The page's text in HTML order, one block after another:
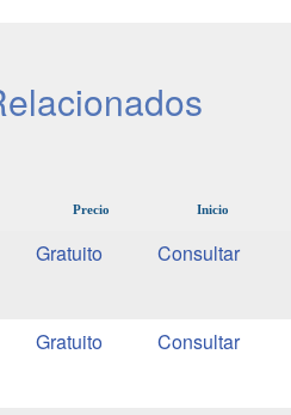
Precio Inicio
Gratuito
Gratuito